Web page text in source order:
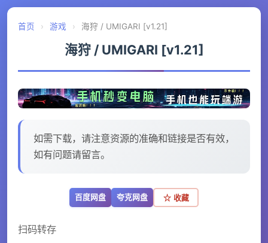
首页 › 游戏 › 海狩 / UMIGARI [v1.21]
海狩 / UMIGARI [v1.21]
如需下载，请注意资源的准确和链接是否有效，
如有问题请留言。
百度网盘 夸克网盘 ☆ 收藏
扫码转存